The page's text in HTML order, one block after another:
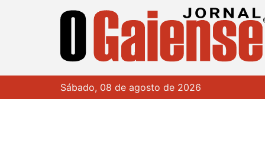
Sábado, 08 de agosto de 2026